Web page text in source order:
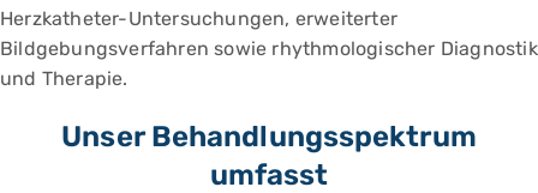
Herzkatheter-Untersuchungen, erweiterter
Bildgebungsverfahren sowie rhythmologischer Diagnostik
und Therapie.
Unser Behandlungsspektrum
umfasst